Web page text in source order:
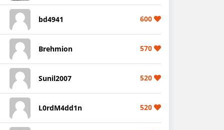
bd4941 600
Brehmion 570
Sunil2007 520
L0rdM4dd1n 520